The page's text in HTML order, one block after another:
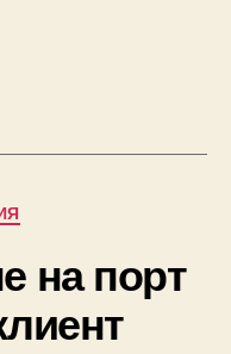
на порт